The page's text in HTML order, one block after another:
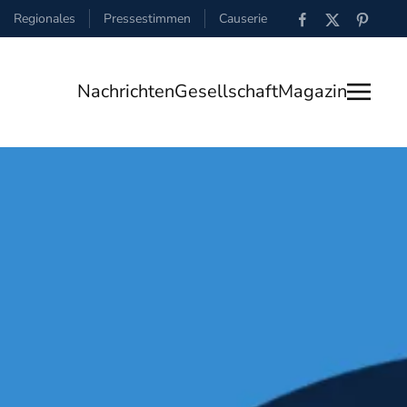
Regionales Pressestimmen Causerie
NachrichtenGesellschaftMagazin